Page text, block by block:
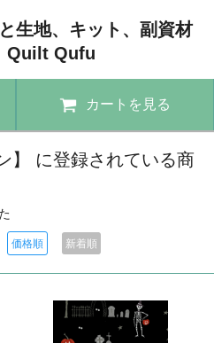
生地、キット、副資材
Qufu
カートを見る
】 に登録されている商
価格順 新着順